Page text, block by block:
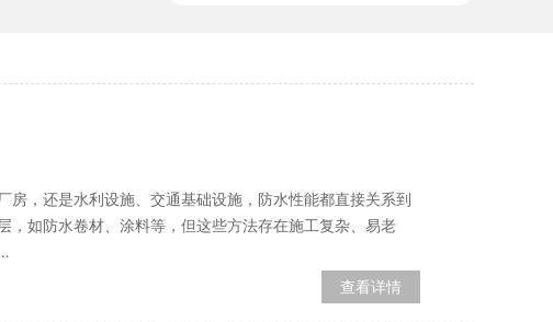
，还是水利设施、交通基础设施，防水性能都直接关系到
如防水卷材、涂料等，但这些方法存在施工复杂、易老
查看详情